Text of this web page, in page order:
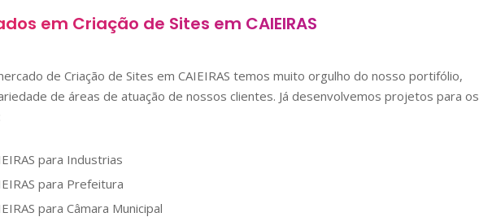
em Criação de Sites em CAIEIRAS
de Criação de Sites em CAIEIRAS temos muito orgulho do nosso portifólio,
de áreas de atuação de nossos clientes. Já desenvolvemos projetos para os
para Industrias
para Prefeitura
para Câmara Municipal